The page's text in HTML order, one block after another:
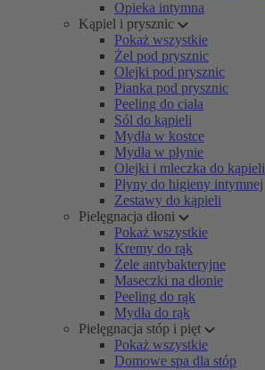
Opieka intymna
Kąpiel i prysznic
Pokaż wszystkie
Żel pod prysznic
Olejki pod prysznic
Pianka pod prysznic
Peeling do ciała
Sól do kąpieli
Mydła w kostce
Mydła w płynie
Olejki i mleczka do kąpieli
Płyny do higieny intymnej
Zestawy do kąpieli
Pielęgnacja dłoni
Pokaż wszystkie
Kremy do rąk
Żele antybakteryjne
Maseczki na dłonie
Peeling do rąk
Mydła do rąk
Pielęgnacja stóp i pięt
Pokaż wszystkie
Domowe spa dla stóp